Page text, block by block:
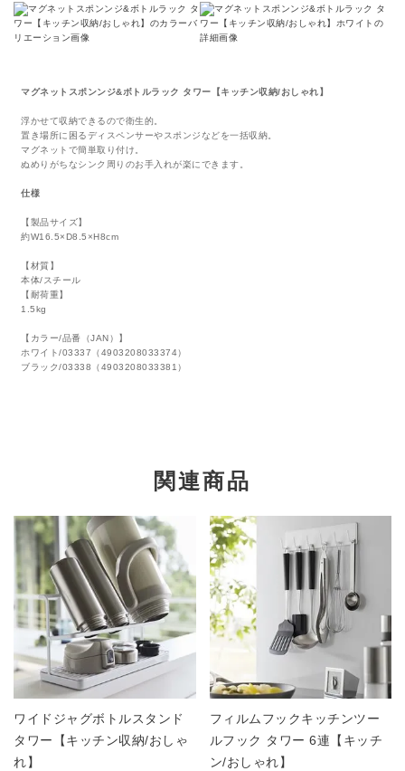
マグネットスポンンジ&ボトルラック タワー【キッチン収納/おしゃれ】
浮かせて収納できるので衛生的。
置き場所に困るディスペンサーやスポンジなどを一括収納。
マグネットで簡単取り付け。
ぬめりがちなシンク周りのお手入れが楽にできます。
仕様
【製品サイズ】
約W16.5×D8.5×H8cm
【材質】
本体/スチール
【耐荷重】
1.5kg
【カラー/品番（JAN）】
ホワイト/03337（4903208033374）
ブラック/03338（4903208033381）
関連商品
ワイドジャグボトルスタンド
タワー【キッチン収納/おしゃ
れ】
フィルムフックキッチンツー
ルフック タワー 6連【キッチ
ン/おしゃれ】